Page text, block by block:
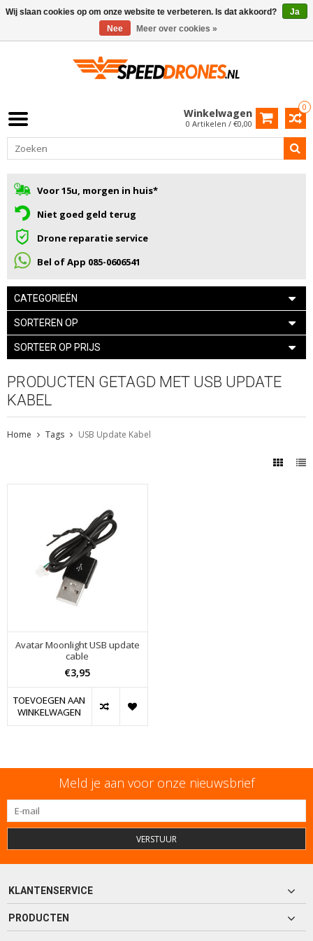
0
Winkelwagen
0 Artikelen / €0,00
Voor 15u, morgen in huis*
Niet goed geld terug
Drone reparatie service
Bel of App 085-0606541
CATEGORIEËN
SORTEREN OP
SORTEER OP PRIJS
PRODUCTEN GETAGD MET USB UPDATE
KABEL
Home Tags USB Update Kabel
Avatar Moonlight USB update
cable
€3,95
TOEVOEGEN AAN
WINKELWAGEN
Meld je aan voor onze nieuwsbrief
VERSTUUR
KLANTENSERVICE
PRODUCTEN
Wij slaan cookies op om onze website te verbeteren. Is dat akkoord?
Ja
Nee
Meer over cookies »